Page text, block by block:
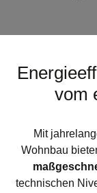
vom
Mit
Wohnbau
technischen